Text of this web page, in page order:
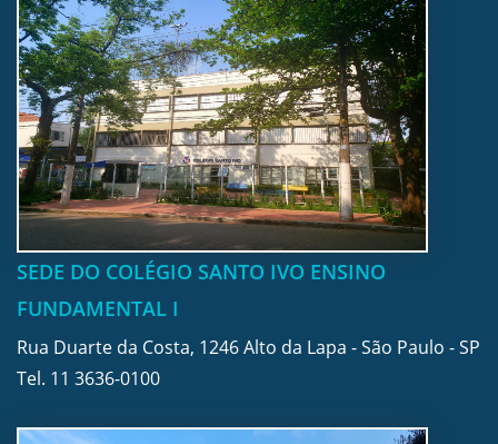
SEDE DO COLÉGIO SANTO IVO ENSINO
FUNDAMENTAL I
Rua Duarte da Costa, 1246 Alto da Lapa - São Paulo - SP
Tel. 11 3636-0100